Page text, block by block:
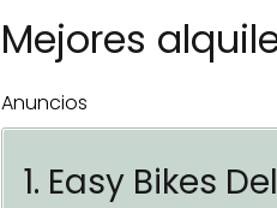
Mejores
Anuncios
1. Easy Bikes